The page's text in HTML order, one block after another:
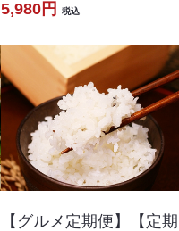
5,980円 税込
【グルメ定期便】【定期